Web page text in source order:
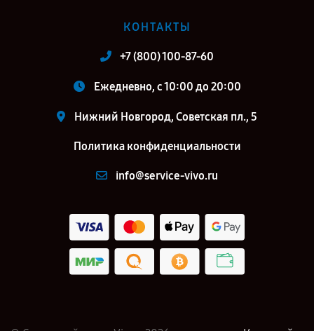
КОНТАКТЫ
+7 (800) 100-87-60
Ежедневно, с 10:00 до 20:00
Нижний Новгород, Советская пл., 5
Политика конфиденциальности
info@service-vivo.ru